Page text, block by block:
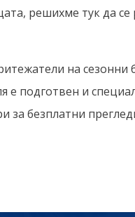
решихме тук да се
на сезонни
е подготвен и
за безплатни